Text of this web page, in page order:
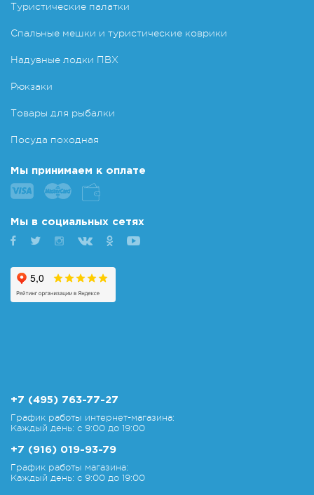
Туристические палатки
Спальные мешки и туристические коврики
Надувные лодки ПВХ
Рюкзаки
Товары для рыбалки
Посуда походная
Мы принимаем к оплате
Мы в социальных сетях
+7 (495) 763-77-27
График работы интернет-магазина:
Каждый день: с 9:00 до 19:00
+7 (916) 019-93-79
График работы магазина:
Каждый день: с 9:00 до 19:00